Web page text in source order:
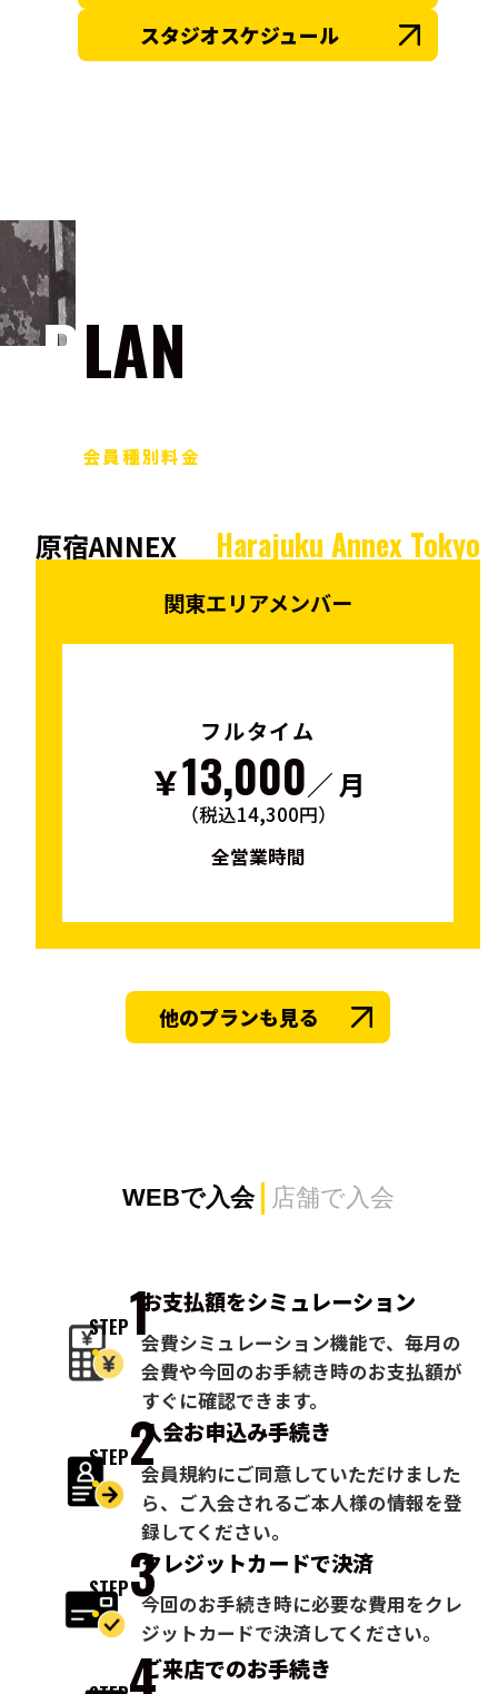
スタジオスケジュール
PLAN
会員種別料金
原宿ANNEX Harajuku Annex Tokyo
関東エリアメンバー
フルタイム
￥13,000／ 月
（税込14,300円）
全営業時間
他のプランも見る
WEBで入会 店舗で入会
STEP1お支払額をシミュレーション
会費シミュレーション機能で、毎月の
会費や今回のお手続き時のお支払額が
すぐに確認できます。
STEP2入会お申込み手続き
会員規約にご同意していただけました
ら、ご入会されるご本人様の情報を登
録してください。
STEP3クレジットカードで決済
今回のお手続き時に必要な費用をクレ
ジットカードで決済してください。
4ご来店でのお手続き